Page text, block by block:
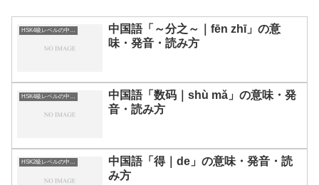
中国語「～分之～｜fēn zhī」の意
味・発音・読み方
中国語「数码｜shù mǎ」の意味・発
音・読み方
HSK2級レベルの中国語
中国語「得｜de」の意味・発音・読
み方